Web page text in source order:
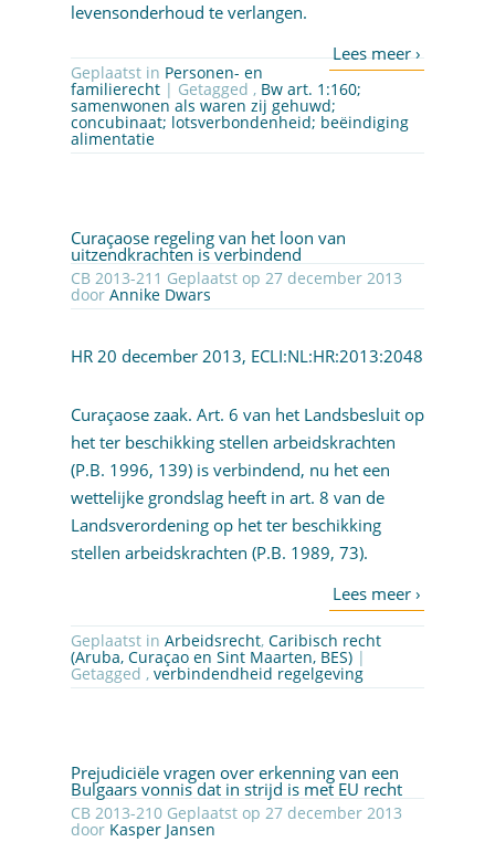
levensonderhoud te verlangen.
Geplaatst in Personen- en
familierecht | Getagged , Bw art. 1:160;
samenwonen als waren zij gehuwd;
concubinaat; lotsverbondenheid; beëindiging
alimentatie
Curaçaose regeling van het loon van
uitzendkrachten is verbindend
CB 2013-211 Geplaatst op 27 december 2013
door Annike Dwars
HR 20 december 2013, ECLI:NL:HR:2013:2048
Curaçaose zaak. Art. 6 van het Landsbesluit op
het ter beschikking stellen arbeidskrachten
(P.B. 1996, 139) is verbindend, nu het een
wettelijke grondslag heeft in art. 8 van de
Landsverordening op het ter beschikking
stellen arbeidskrachten (P.B. 1989, 73).
Geplaatst in Arbeidsrecht, Caribisch recht
(Aruba, Curaçao en Sint Maarten, BES)|
Getagged , verbindendheid regelgeving
Prejudiciële vragen over erkenning van een
Bulgaars vonnis dat in strijd is met EU recht
CB 2013-210 Geplaatst op 27 december 2013
door Kasper Jansen